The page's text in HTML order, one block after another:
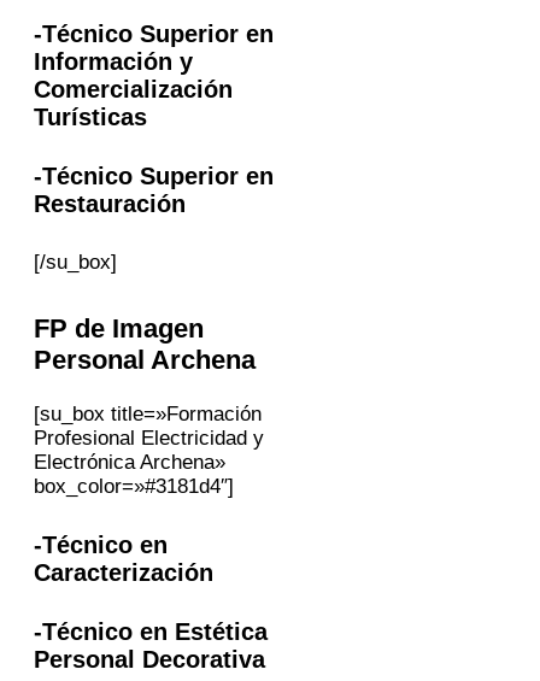
-Técnico Superior en
Información y
Comercialización
Turísticas
-Técnico Superior en
Restauración
[/su_box]
FP de Imagen
Personal Archena
[su_box title=»Formación
Profesional Electricidad y
Electrónica Archena»
box_color=»#3181d4″]
-Técnico en
Caracterización
-Técnico en Estética
Personal Decorativa